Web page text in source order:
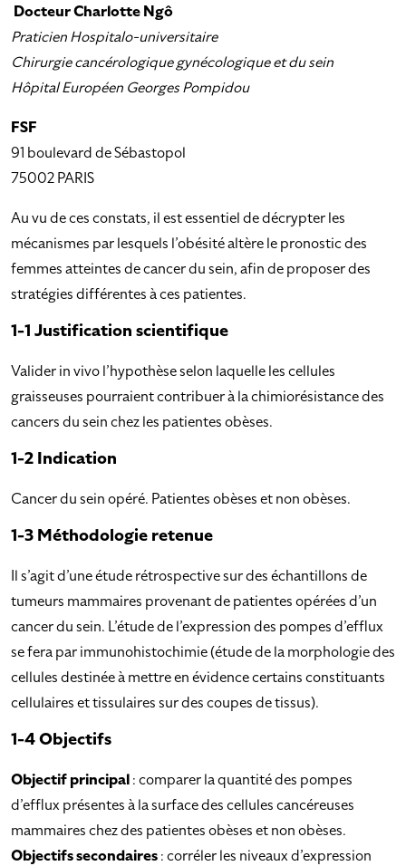
Docteur Charlotte Ngô
Praticien Hospitalo-universitaire
Chirurgie cancérologique gynécologique et du sein
Hôpital Européen Georges Pompidou
FSF
91 boulevard de Sébastopol
75002 PARIS
Au vu de ces constats, il est essentiel de décrypter les
mécanismes par lesquels l’obésité altère le pronostic des
femmes atteintes de cancer du sein, afin de proposer des
stratégies différentes à ces patientes.
1-1 Justification scientifique
Valider in vivo l’hypothèse selon laquelle les cellules
graisseuses pourraient contribuer à la chimiorésistance des
cancers du sein chez les patientes obèses.
1-2 Indication
Cancer du sein opéré. Patientes obèses et non obèses.
1-3 Méthodologie retenue
Il s’agit d’une étude rétrospective sur des échantillons de
tumeurs mammaires provenant de patientes opérées d’un
cancer du sein. L’étude de l’expression des pompes d’efflux
se fera par immunohistochimie (étude de la morphologie des
cellules destinée à mettre en évidence certains constituants
cellulaires et tissulaires sur des coupes de tissus).
1-4 Objectifs
Objectif principal: comparer la quantité des pompes
d’efflux présentes à la surface des cellules cancéreuses
mammaires chez des patientes obèses et non obèses.
Objectifs secondaires: corréler les niveaux d’expression